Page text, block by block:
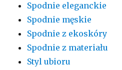
Spodnie eleganckie
Spodnie męskie
Spodnie z ekoskóry
Spodnie z materiału
Styl ubioru